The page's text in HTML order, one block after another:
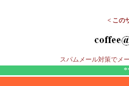
< この
スパムメール対策でメ